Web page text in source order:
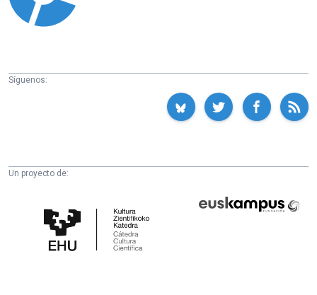
Síguenos:
Un proyecto de:
Cultura
Científica
Fundazioa